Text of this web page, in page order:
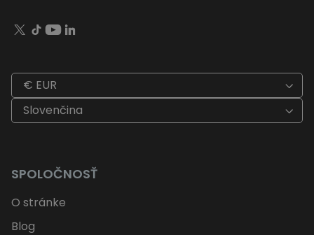
€ EUR
Slovenčina
SPOLOČNOSŤ
O stránke
Blog